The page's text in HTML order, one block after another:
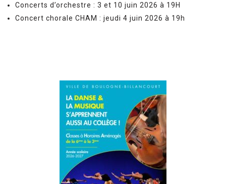
Concerts d’orchestre : 3 et 10 juin 2026 à 19H
Concert chorale CHAM : jeudi 4 juin 2026 à 19h